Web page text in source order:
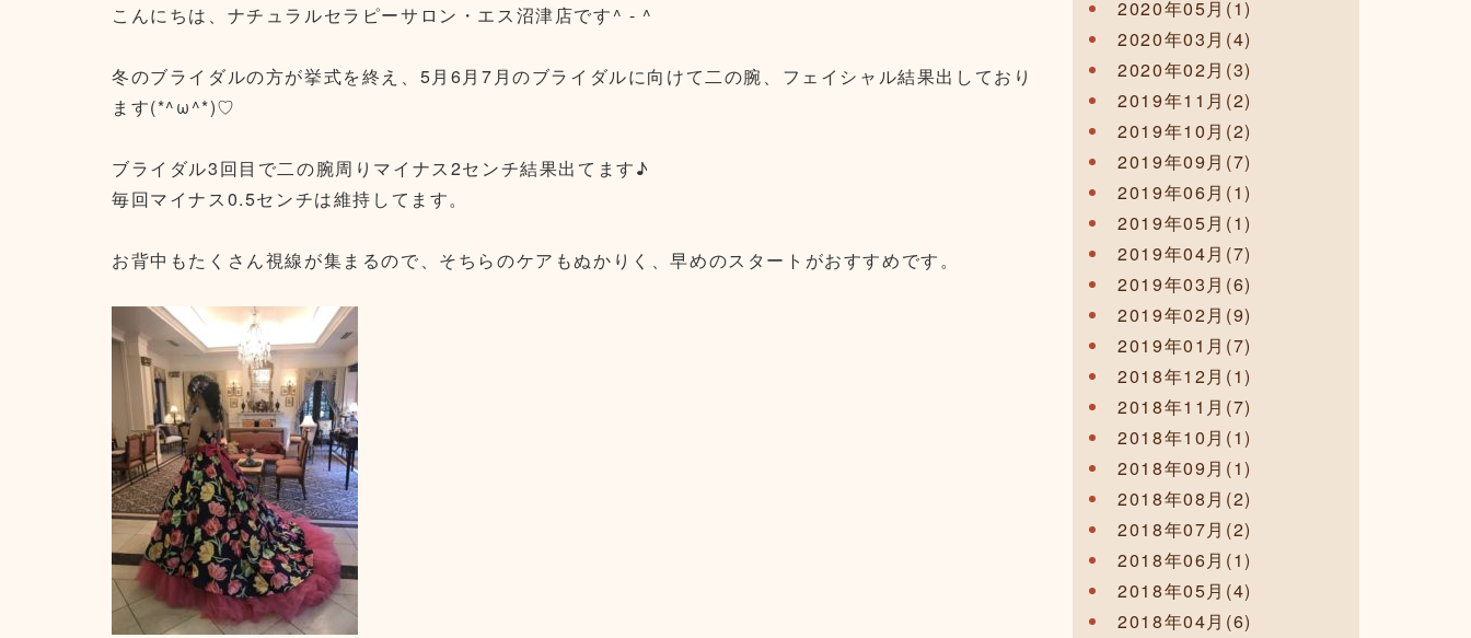
こんにちは、ナチュラルセラピーサロン・エス沼津店です^ - ^
冬のブライダルの方が挙式を終え、5月6月7月のブライダルに向けて二の腕、フェイシャル結果出しており
ます(*^ω^*)♡
ブライダル3回目で二の腕周りマイナス2センチ結果出てます♪
毎回マイナス0.5センチは維持してます。
お背中もたくさん視線が集まるので、そちらのケアもぬかりく、早めのスタートがおすすめです。
2020年05月(1)
2020年03月(4)
2020年02月(3)
2019年11月(2)
2019年10月(2)
2019年09月(7)
2019年06月(1)
2019年05月(1)
2019年04月(7)
2019年03月(6)
2019年02月(9)
2019年01月(7)
2018年12月(1)
2018年11月(7)
2018年10月(1)
2018年09月(1)
2018年08月(2)
2018年07月(2)
2018年06月(1)
2018年05月(4)
2018年04月(6)